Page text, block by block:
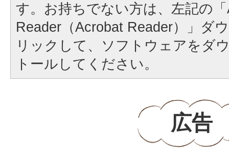
す。お持ちでない方は、左記の
Reader（Acrobat Reader）」ダ
リックして、ソフトウェアをダ
トールしてください。
広告